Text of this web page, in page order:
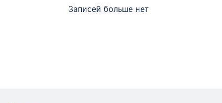
Записей больше нет